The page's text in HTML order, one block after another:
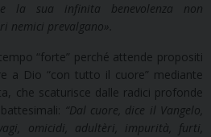
la sua infinita benevolenza non
nemici prevalgano»
“forte” perché attende propositi
a Dio “con tutto il cuore” mediante
che scaturisce dalle radici profonde
“Dal cuore, dice il Vangelo,
omicidi, adultèri, impurità, furti,